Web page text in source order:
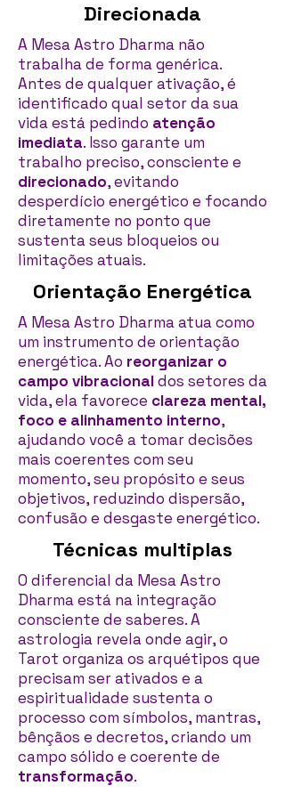
Direcionada
A Mesa Astro Dharma não
trabalha de forma genérica.
Antes de qualquer ativação, é
identificado qual setor da sua
vida está pedindo atenção
imediata. Isso garante um
trabalho preciso, consciente e
direcionado, evitando
desperdício energético e focando
diretamente no ponto que
sustenta seus bloqueios ou
limitações atuais.
Orientação Energética
A Mesa Astro Dharma atua como
um instrumento de orientação
energética. Ao reorganizar o
campo vibracionaldos setores da
vida, ela favorece clareza mental,
foco e alinhamento interno,
ajudando você a tomar decisões
mais coerentes com seu
momento, seu propósito e seus
objetivos, reduzindo dispersão,
confusão e desgaste energético.
Técnicas multiplas
O diferencial da Mesa Astro
Dharma está na integração
consciente de saberes. A
astrologia revela onde agir, o
Tarot organiza os arquétipos que
precisam ser ativados e a
espiritualidade sustenta o
processo com símbolos, mantras,
bênçãos e decretos, criando um
campo sólido e coerente de
transformação.